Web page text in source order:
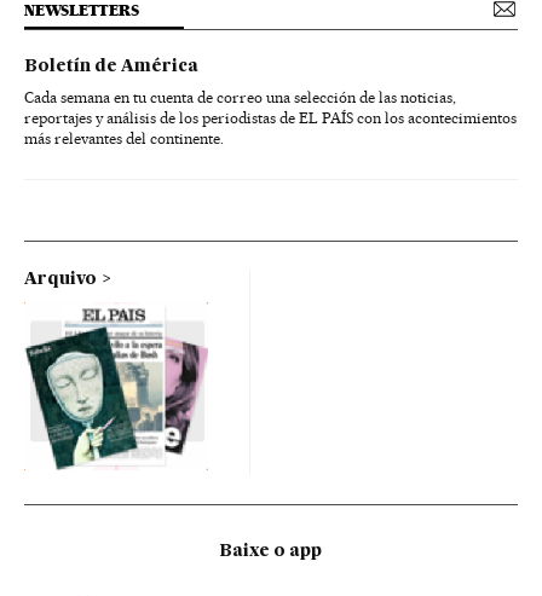
NEWSLETTERS
Boletín de América
Cada semana en tu cuenta de correo una selección de las noticias,
reportajes y análisis de los periodistas de EL PAÍS con los acontecimientos
más relevantes del continente.
Arquivo
Baixe o app